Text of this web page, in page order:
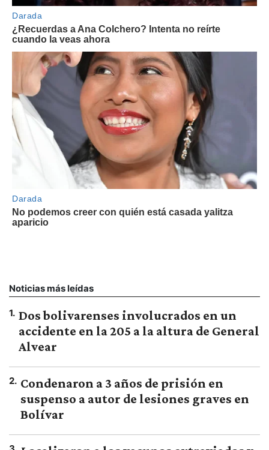
Noticias más leídas
1. Dos bolivarenses involucrados en un
accidente en la 205 a la altura de General
Alvear
2. Condenaron a 3 años de prisión en
suspenso a autor de lesiones graves en
Bolívar